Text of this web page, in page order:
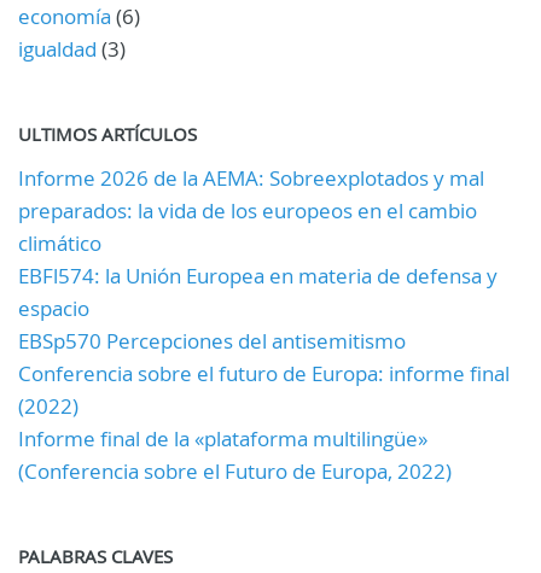
economía (6)
igualdad (3)
ULTIMOS ARTÍCULOS
Informe 2026 de la AEMA: Sobreexplotados y mal
preparados: la vida de los europeos en el cambio
climático
EBFl574: la Unión Europea en materia de defensa y
espacio
EBSp570 Percepciones del antisemitismo
Conferencia sobre el futuro de Europa: informe final
(2022)
Informe final de la «plataforma multilingüe»
(Conferencia sobre el Futuro de Europa, 2022)
PALABRAS CLAVES